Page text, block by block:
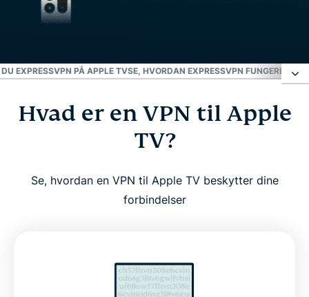
EXPRESSVPN PÅ APPLE TVSE, HVORDAN EXPRESSVPN FUNGERER PÅ
Hvad er en VPN til Apple TV?
Hvorfor bruge en VPN med Apple TV?
ExpressVPN til Apple TV: Nøglefunktioner
Sådan konfigurerer du ExpressVPN på Apple TV
Hvad er en VPN til Apple
TV?
Se, hvordan en VPN til Apple TV beskytter dine
forbindelser